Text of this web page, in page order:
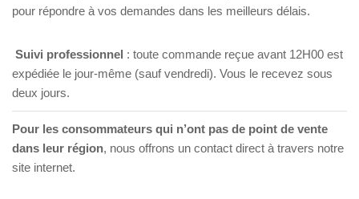
pour répondre à vos demandes dans les meilleurs délais.
Suivi professionnel : toute commande reçue avant 12H00 est
expédiée le jour-même (sauf vendredi). Vous le recevez sous
deux jours.
Pour les consommateurs qui n’ont pas de point de vente
dans leur région, nous offrons un contact direct à travers notre
site internet.